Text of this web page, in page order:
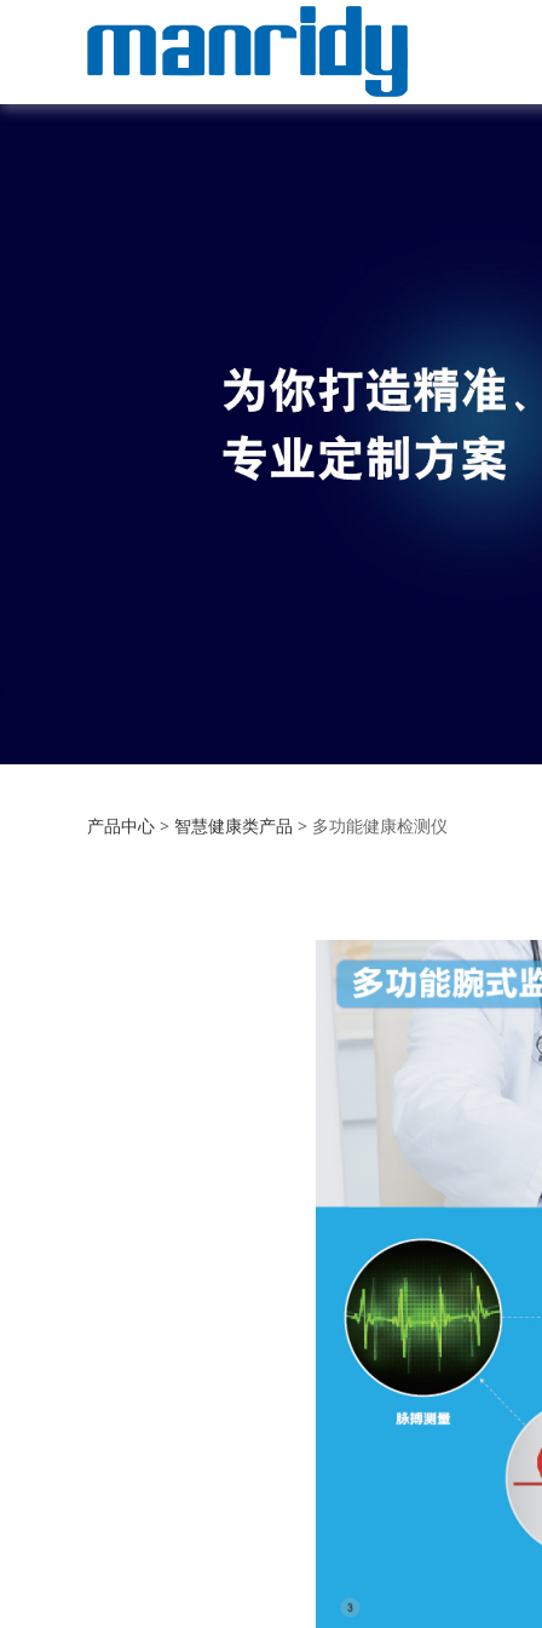
多功能健康检测仪
产品中心 > 智慧健康类产品 > 多功能健康检测仪